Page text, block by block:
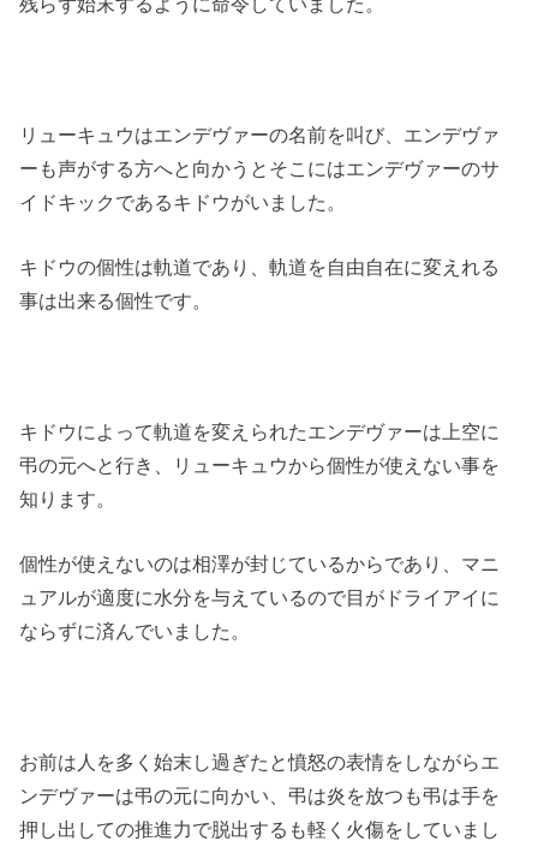
リューキュウはエンデヴァーの名前を叫び、エンデヴァ
ーも声がする方へと向かうとそこにはエンデヴァーのサ
イドキックであるキドウがいました。
キドウの個性は軌道であり、軌道を自由自在に変えれる
事は出来る個性です。
キドウによって軌道を変えられたエンデヴァーは上空に
弔の元へと行き、リューキュウから個性が使えない事を
知ります。
個性が使えないのは相澤が封じているからであり、マニ
ュアルが適度に水分を与えているので目がドライアイに
ならずに済んでいました。
お前は人を多く始末し過ぎたと憤怒の表情をしながらエ
ンデヴァーは弔の元に向かい、弔は炎を放つも弔は手を
押し出しての推進力で脱出するも軽く火傷をしていまし